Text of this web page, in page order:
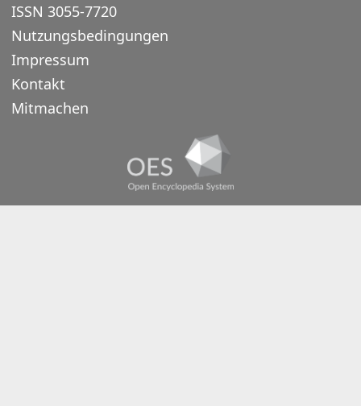
ISSN 3055-7720
Nutzungsbedingungen
Impressum
Kontakt
Mitmachen